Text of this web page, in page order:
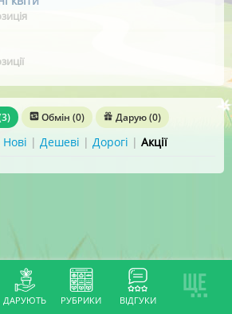
ДАРУЮТЬ РУБРИКИ ВІДГУКИ
Обмін (0) Дарую(0)
Нові | Дешеві | Дорогі | Акції